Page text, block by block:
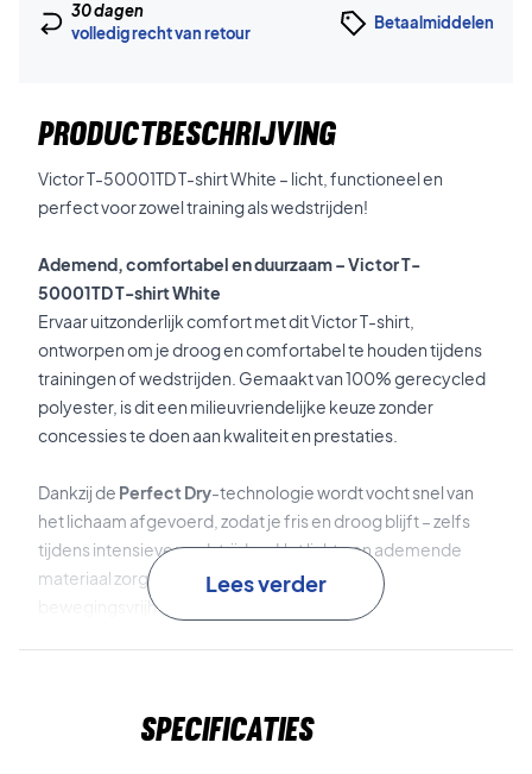
30 dagen
volledig recht van retour
Betaalmiddelen
PRODUCTBESCHRIJVING
Victor T-50001TD T-shirt White – licht, functioneel en
perfect voor zowel training als wedstrijden!
Ademend, comfortabel en duurzaam – Victor T-
50001TD T-shirt White
Ervaar uitzonderlijk comfort met dit Victor T-shirt,
ontworpen om je droog en comfortabel te houden tijdens
trainingen of wedstrijden. Gemaakt van 100% gerecycled
polyester, is dit een milieuvriendelijke keuze zonder
concessies te doen aan kwaliteit en prestaties.
Dankzij de Perfect Dry-technologie wordt vocht snel van
het lichaam afgevoerd, zodat je fris en droog blijft – zelfs
tijdens intensieve wedstrijden. Het lichte en ademende
materiaal zorgt voor optimale ventilatie en
bewegingsvrijheid.
Lees verder
Specificaties